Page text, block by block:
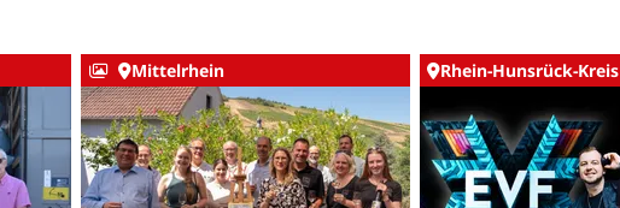
Mittelrhein Rhein-Hunsrück-Kreis